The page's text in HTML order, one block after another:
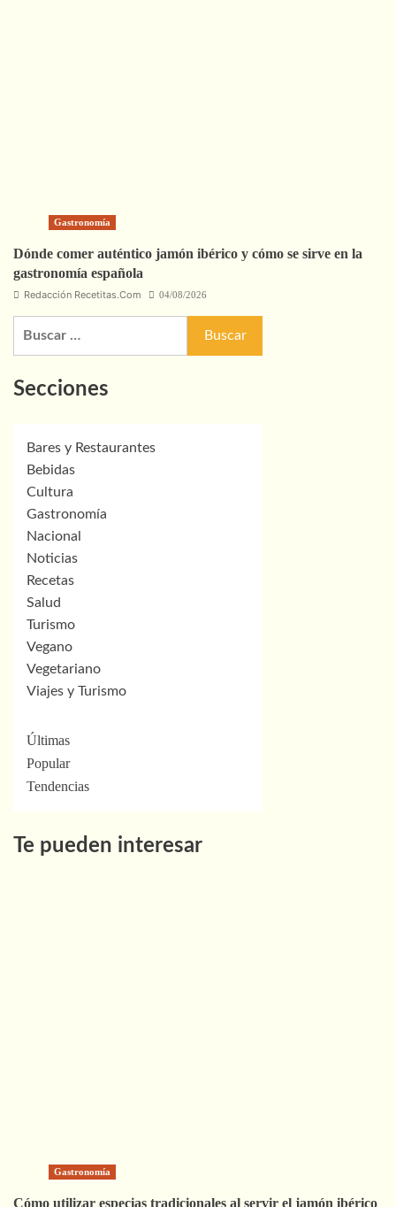
Gastronomía
Dónde comer auténtico jamón ibérico y cómo se sirve en la
gastronomía española
Redacción Recetitas.Com 04/08/2026
Secciones
Bares y Restaurantes
Bebidas
Cultura
Gastronomía
Nacional
Noticias
Recetas
Salud
Turismo
Vegano
Vegetariano
Viajes y Turismo
Últimas
Popular
Tendencias
Te pueden interesar
Gastronomía
Cómo utilizar especias tradicionales al servir el jamón ibérico